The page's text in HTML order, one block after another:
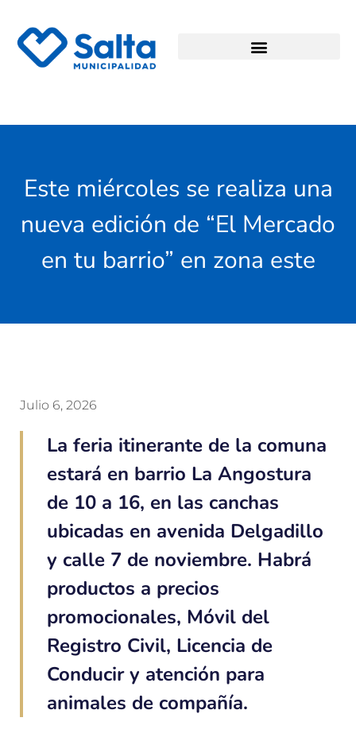
Este miércoles se realiza una
nueva edición de “El Mercado
en tu barrio” en zona este
Julio 6, 2026
La feria itinerante de la comuna
estará en barrio La Angostura
de 10 a 16, en las canchas
ubicadas en avenida Delgadillo
y calle 7 de noviembre. Habrá
productos a precios
promocionales, Móvil del
Registro Civil, Licencia de
Conducir y atención para
animales de compañía.